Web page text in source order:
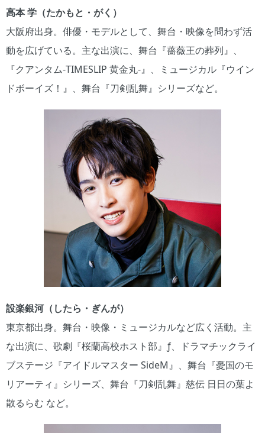
高本 学（たかもと・がく）
大阪府出身。俳優・モデルとして、舞台・映像を問わず活
動を広げている。主な出演に、舞台『薔薇王の葬列』、
『クアンタム-TIMESLIP 黄金丸-』、ミュージカル『ウイン
ドボーイズ！』、舞台『刀剣乱舞』シリーズなど。
設楽銀河（したら・ぎんが）
東京都出身。舞台・映像・ミュージカルなど広く活動。主
な出演に、歌劇『桜蘭高校ホスト部』ƒ、ドラマチックライ
ブステージ『アイドルマスター SideM』、舞台『憂国のモ
リアーティ』シリーズ、舞台『刀剣乱舞』慈伝 日日の葉よ
散るらむ など。